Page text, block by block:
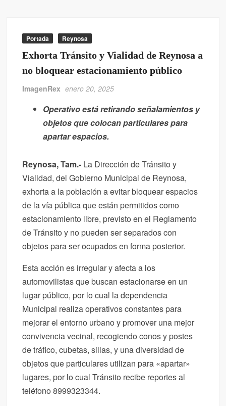
Portada Reynosa
Exhorta Tránsito y Vialidad de Reynosa a
no bloquear estacionamiento público
ImagenRex enero 20, 2025
Operativo está retirando señalamientos y
objetos que colocan particulares para
apartar espacios.
Reynosa, Tam.- La Dirección de Tránsito y
Vialidad, del Gobierno Municipal de Reynosa,
exhorta a la población a evitar bloquear espacios
de la vía pública que están permitidos como
estacionamiento libre, previsto en el Reglamento
de Tránsito y no pueden ser separados con
objetos para ser ocupados en forma posterior.
Esta acción es irregular y afecta a los
automovilistas que buscan estacionarse en un
lugar público, por lo cual la dependencia
Municipal realiza operativos constantes para
mejorar el entorno urbano y promover una mejor
convivencia vecinal, recogiendo conos y postes
de tráfico, cubetas, sillas, y una diversidad de
objetos que particulares utilizan para «apartar»
lugares, por lo cual Tránsito recibe reportes al
teléfono 8999323344.